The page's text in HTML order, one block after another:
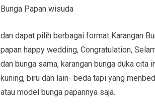
Bunga Papan wisuda
dan dapat pilih berbagai format Karangan
papan happy wedding, Congratulation,
dan bunga sama, karangan bunga duka cita
kuning, biru dan lain- beda tapi yang
atau model bunga papannya saja.